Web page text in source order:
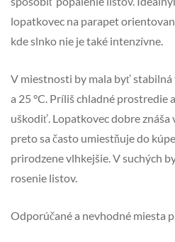
lopatkovec na parapet
kde slnko nie je také intenzívne.
V miestnosti by mala byť
a 25 °C. Príliš chladné prostredie
uškodiť. Lopatkovec dobre
preto sa často umiestňuje do
prirodzene vlhkejšie. V suchých
rosenie listov.
Odporúčané a nevhodné miesta